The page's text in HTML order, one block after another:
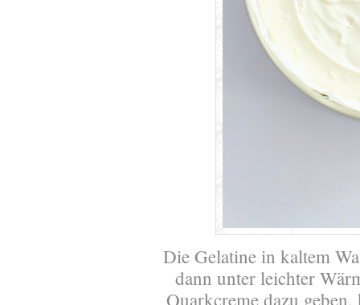
Die Gelatine in kaltem
dann unter leichter
Quarkcreme dazu